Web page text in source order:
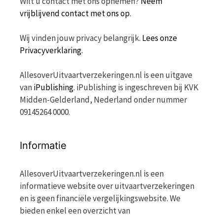
vrijblijvend contact met ons op.
Wij vinden jouw privacy belangrijk. Lees onze
Privacyverklaring.
AllesoverUitvaartverzekeringen.nl is een uitgave
vaniPublishing. iPublishing is ingeschreven bij KVK
Midden-Gelderland, Nederland onder nummer
09145264 0000.
Informatie
AllesoverUitvaartverzekeringen.nl is een
informatieve website over uitvaartverzekeringen
en is geen financiële vergelijkingswebsite. We
bieden enkel een overzicht van